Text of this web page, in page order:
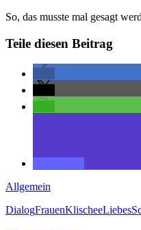
So, das musste mal gesagt
Teile diesen Beitrag
Allgemein
DialogFrauenKlischeeLiebes